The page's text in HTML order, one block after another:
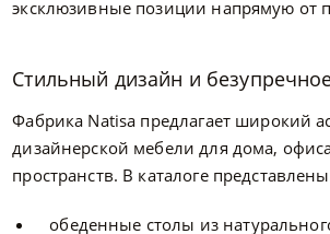
эксклюзивные позиции напрямую от
Стильный дизайн и
Фабрика Natisa предлагает широкий
дизайнерской мебели для дома,
пространств. В каталоге
обеденные столы из